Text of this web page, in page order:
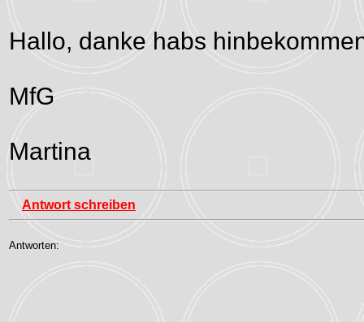
Hallo, danke habs
MfG
Martina
Antwort schreiben
Antworten: